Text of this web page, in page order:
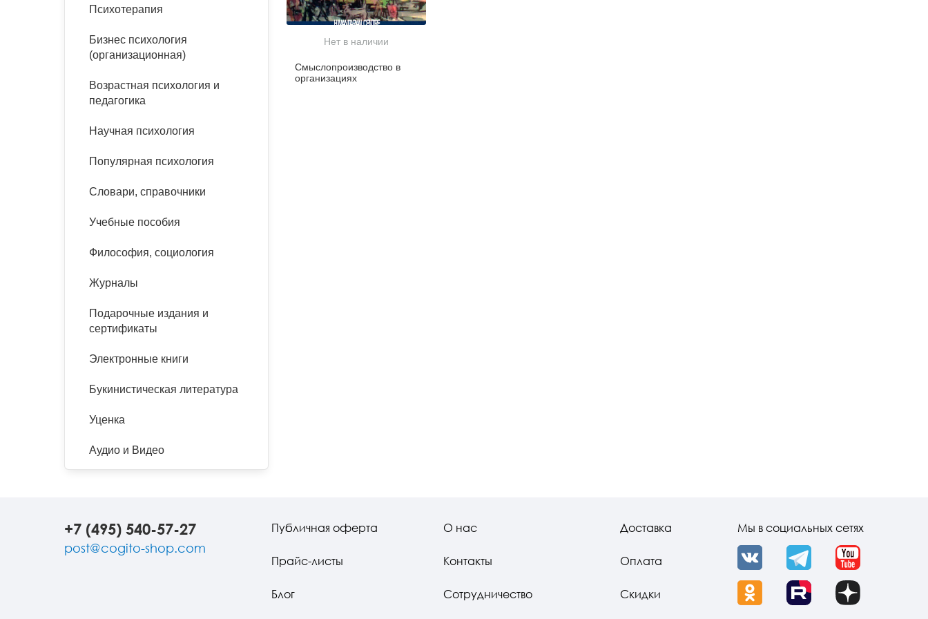
панические атаки
Психодрама
Сказкотерапия
психотерапии
Классический, эриксоновский
эргономика
Социальная психология
Психология развития
организационная психология
психоанализ
Психотерапия
Бизнес психология
(организационная)
Возрастная психология и
педагогика
Научная психология
Популярная психология
Словари, справочники
Учебные пособия
Философия, социология
Журналы
Подарочные издания и
сертификаты
Электронные книги
Букинистическая литература
Уценка
Аудио и Видео
Нет в наличии
Смыслопроизводство в
организациях
+7 (495) 540-57-27
post@cogito-shop.com
Публичная оферта
Прайс-листы
Блог
О нас
Контакты
Сотрудничество
Доставка
Оплата
Скидки
Мы в социальных сетях
VK Telegram YouTube
OK Rutube Dzen